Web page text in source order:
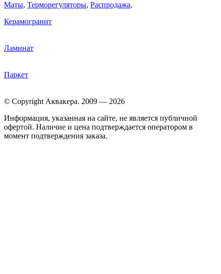
Маты, Терморегуляторы, Распродажа,
Керамогранит
Ламинат
Паркет
© Copyright Аквакера. 2009 — 2026
Информация, указанная на сайте, не является публичной
офертой. Наличие и цена подтверждается оператором в
момент подтверждения заказа.